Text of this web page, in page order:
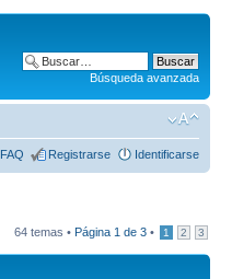
Búsqueda avanzada
FAQ Registrarse Identificarse
64 temas • Página 1 de 3 • 1 2 3